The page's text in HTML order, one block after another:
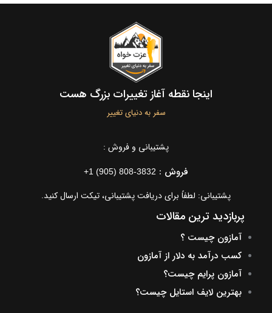
اینجا نقطه آغاز تغییرات بزرگ هست
سفر به دنیای تغییر
پشتیبانی و فروش :
فروش : +1 (905) 808-3832
پشتیبانی: لطفاً برای دریافت پشتیبانی، تیکت ارسال کنید.
پربازدید ترین مقالات
آمازون چیست ؟
کسب درآمد به دلار از آمازون
آمازون پرایم چیست؟
بهترین لایف استایل چیست؟